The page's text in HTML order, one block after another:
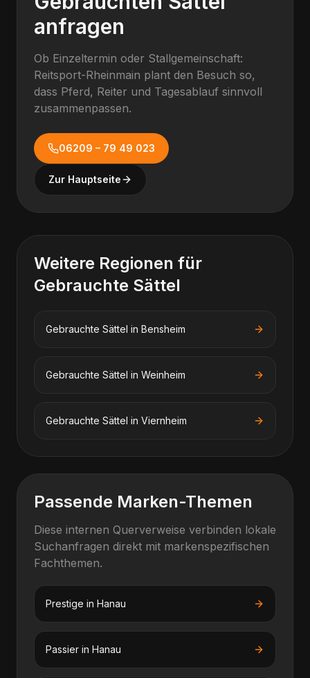
anfragen
Ob Einzeltermin oder Stallgemeinschaft:
Reitsport-Rheinmain plant den Besuch so,
dass Pferd, Reiter und Tagesablauf sinnvoll
zusammenpassen.
06209 – 79 49 023
Zur Hauptseite
Weitere Regionen für
Gebrauchte Sättel
Gebrauchte Sättel in Bensheim
Gebrauchte Sättel in Weinheim
Gebrauchte Sättel in Viernheim
Passende Marken-Themen
Diese internen Querverweise verbinden lokale
Suchanfragen direkt mit markenspezifischen
Fachthemen.
Prestige in Hanau
Passier in Hanau